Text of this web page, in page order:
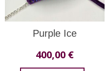
Purple Ice
400,00 €